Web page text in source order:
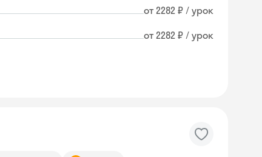
от 2282 ₽ / урок
от 2282 ₽ / урок